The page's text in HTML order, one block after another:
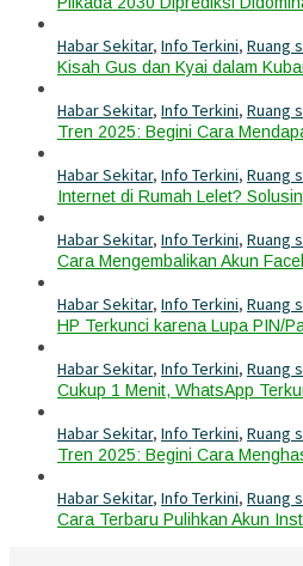
Habar Sekitar, Info Terkini, Ruang
Kisah Gus dan Kyai dalam
Habar Sekitar, Info Terkini, Ruang
Tren 2025: Begini Cara
Habar Sekitar, Info Terkini, Ruang
Internet di Rumah Lelet?
Habar Sekitar, Info Terkini, Ruang
Cara Mengembalikan Akun
Habar Sekitar, Info Terkini, Ruang
HP Terkunci karena Lupa PIN/
Habar Sekitar, Info Terkini, Ruang
Cukup 1 Menit, WhatsApp
Habar Sekitar, Info Terkini, Ruang
Tren 2025: Begini Cara
Habar Sekitar, Info Terkini, Ruang
Cara Terbaru Pulihkan Akun